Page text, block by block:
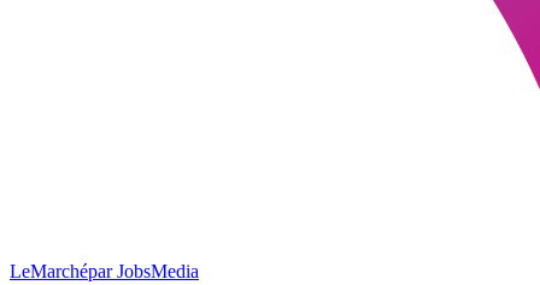
LeMarchépar JobsMedia